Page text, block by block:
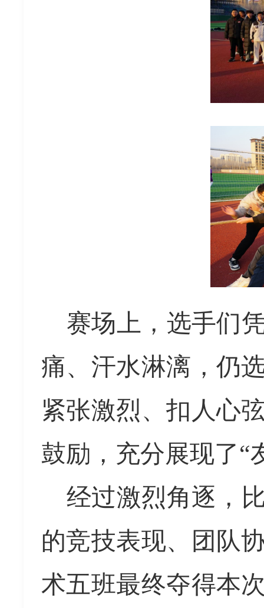
赛场上，选手们
痛、汗水淋漓，仍
紧张激烈、扣人心
鼓励， 充分展现了“
经过激烈角逐，
的竞技表现、团队
术五班最终夺得本